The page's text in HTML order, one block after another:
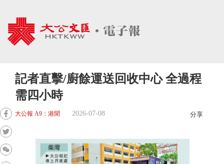
記者直擊/廚餘運送回收中心 全過程
需四小時
大公報 A9：港聞 2026-07-08 分享